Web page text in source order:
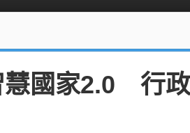
器人的關鍵
慧國家2.0 行